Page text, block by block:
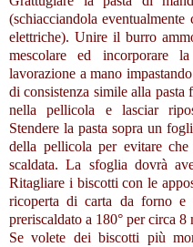
(schiacciandola
elettriche). Unire il burro
mescolare ed incorporare
lavorazione a mano
di consistenza simile alla
nella pellicola e lasciar
Stendere la pasta sopra un
della pellicola per evitare
scaldata. La sfoglia dovrà
Ritagliare i biscotti con le
ricoperta di carta da forno e
preriscaldato a 180° per circa 8
Se volete dei biscotti più